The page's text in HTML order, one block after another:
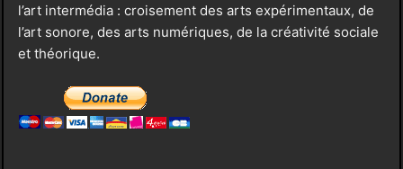
l’art intermédia : croisement des arts expérimentaux, de
l’art sonore, des arts numériques, de la créativité sociale
et théorique.